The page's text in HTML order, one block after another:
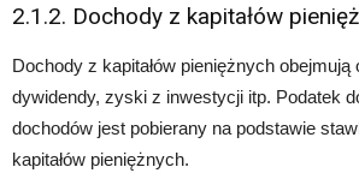
2.1.2. Dochody z kapitałów
Dochody z kapitałów pieniężnych obejmują
dywidendy, zyski z inwestycji itp. Podatek
dochodów jest pobierany na podstawie
kapitałów pieniężnych.